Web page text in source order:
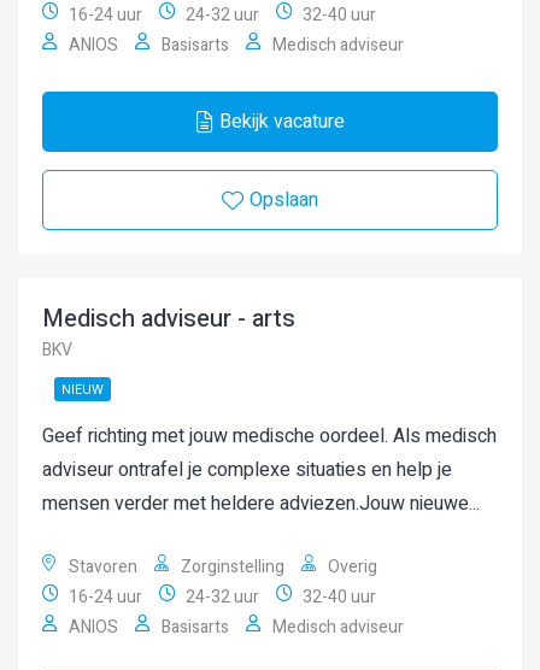
16-24 uur
24-32 uur
32-40 uur
ANIOS
Basisarts Medisch adviseur
Bekijk vacature
Opslaan
Medisch adviseur - arts
BKV
NIEUW
Geef richting met jouw medische oordeel. Als medisch
adviseur ontrafel je complexe situaties en help je
mensen verder met heldere adviezen.Jouw nieuwe...
Stavoren Zorginstelling
Overig
16-24 uur
24-32 uur
32-40 uur
ANIOS
Basisarts Medisch adviseur